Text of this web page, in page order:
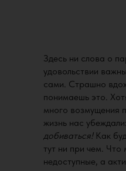
Здесь ни слова о
удовольствии
сами. Страшно
понимаешь это.
много возмущения
жизнь нас убеждали:
добиваться!Как
тут ни при чем.
недоступные, а